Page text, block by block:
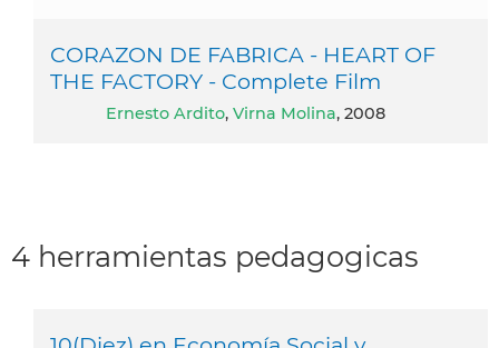
CORAZON DE FABRICA - HEART OF
THE FACTORY - Complete Film
Ernesto Ardito, Virna Molina, 2008
4 herramientas pedagogicas